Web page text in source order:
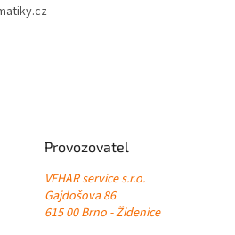
Provozovatel
VEHAR service s.r.o.
Gajdošova 86
615 00 Brno - Židenice